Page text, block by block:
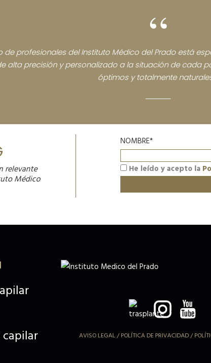
“
de profesionales del Instituto Médico del Prado está
alta precisión y personalizado a la situación de cada
óptimos y totalmente
relevante
Médico
NOMBRE*
He leído y acepto la
AVISO LEGAL/ POLÍTICA DE PRIVACIDAD/